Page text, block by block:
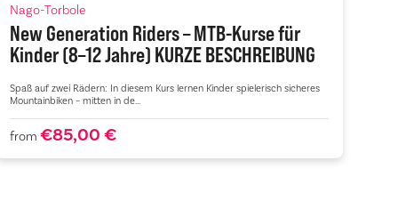
Nago-Torbole
New Generation Riders – MTB-Kurse für
Kinder (8–12 Jahre) KURZE BESCHREIBUNG
Spaß auf zwei Rädern: In diesem Kurs lernen Kinder spielerisch sicheres
Mountainbiken – mitten in de...
from€85,00 €